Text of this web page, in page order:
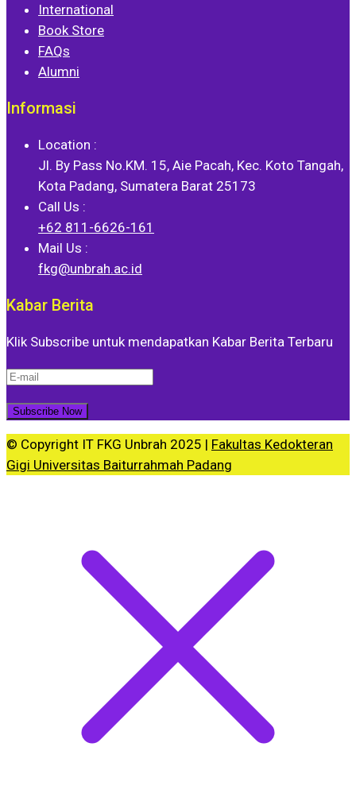
International
Book Store
FAQs
Alumni
Informasi
Location :
Jl. By Pass No.KM. 15, Aie Pacah, Kec. Koto Tangah,
Kota Padang, Sumatera Barat 25173
Call Us :
+62 811-6626-161
Mail Us :
fkg@unbrah.ac.id
Kabar Berita
Klik Subscribe untuk mendapatkan Kabar Berita Terbaru
© Copyright IT FKG Unbrah 2025 | Fakultas Kedokteran
Gigi Universitas Baiturrahmah Padang